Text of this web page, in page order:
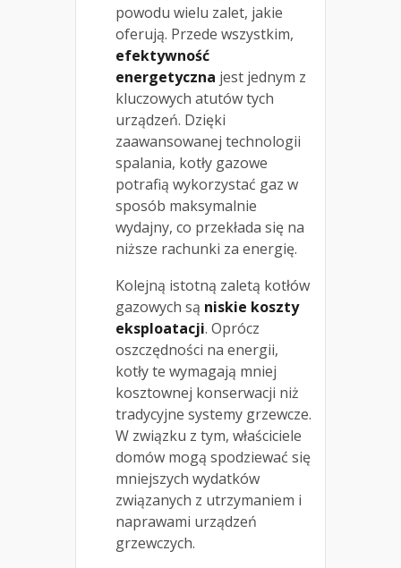
powodu wielu zalet, jakie
oferują. Przede wszystkim,
efektywność
energetyczna jest jednym z
kluczowych atutów tych
urządzeń. Dzięki
zaawansowanej technologii
spalania, kotły gazowe
potrafią wykorzystać gaz w
sposób maksymalnie
wydajny, co przekłada się na
niższe rachunki za energię.
Kolejną istotną zaletą kotłów
gazowych są niskie koszty
eksploatacji. Oprócz
oszczędności na energii,
kotły te wymagają mniej
kosztownej konserwacji niż
tradycyjne systemy grzewcze.
W związku z tym, właściciele
domów mogą spodziewać się
mniejszych wydatków
związanych z utrzymaniem i
naprawami urządzeń
grzewczych.